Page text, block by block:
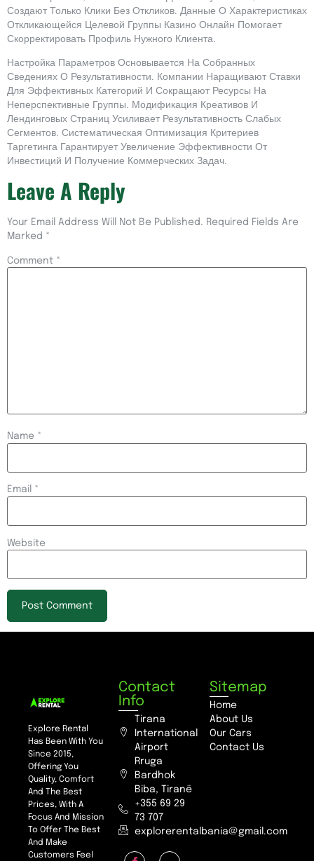
Создают Только Клики Без Откликов. Данные О Характеристиках
Откликающейся Целевой Группы Казино Онлайн Помогает
Скорректировать Профиль Нужного Клиента.
Настройка Параметров Основывается На Собранных
Сведениях О Результативности. Компании Наращивают Ставки
Для Эффективных Категорий И Сокращают Ресурсы На
Неперспективные Группы. Модификация Креативов И
Лендинговых Страниц Усиливает Результативность Слабых
Сегментов. Систематическая Оптимизация Критериев
Таргетинга Гарантирует Увеличение Эффективности От
Инвестиций И Получение Коммерческих Задач.
Leave A Reply
Your Email Address Will Not Be Published. Required Fields Are
Marked *
Comment *
Name *
Email *
Website
Explore Rental
Has Been With You
Since 2015,
Offering You
Quality, Comfort
And The Best
Prices, With A
Focus And Mission
To Offer The Best
And Make
Customers Feel
Contact
Info
Tirana
International
Airport
Rruga
Bardhok
Biba, Tiranë
+355 69 29
73 707
explorerentalbania@gmail.com
Sitemap
Home
About Us
Our Cars
Contact Us